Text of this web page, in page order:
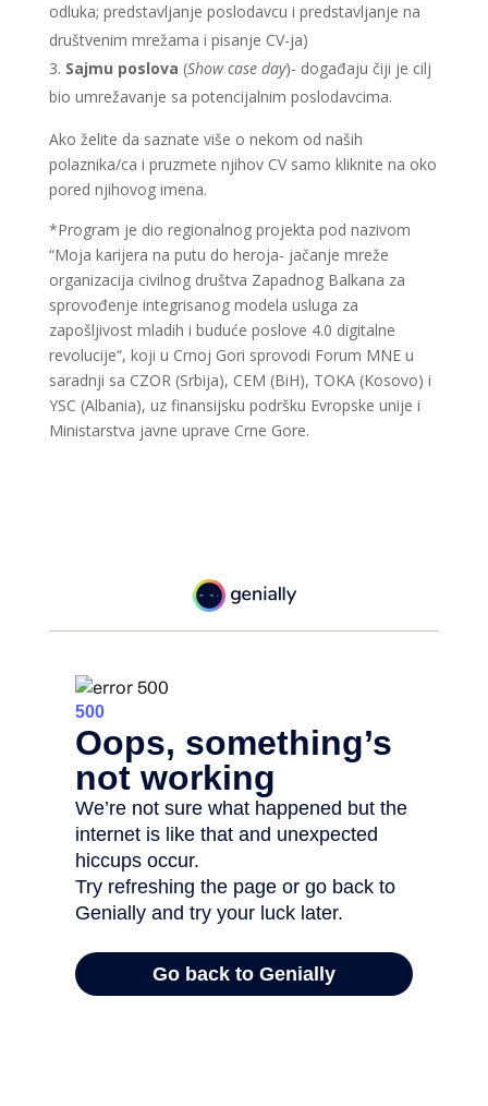
odluka; predstavljanje poslodavcu i predstavljanje na
društvenim mrežama i pisanje CV-ja)
Sajmu poslova (Show case day)- događaju čiji je cilj
bio umrežavanje sa potencijalnim poslodavcima.
Ako želite da saznate više o nekom od naših
polaznika/ca i pruzmete njihov CV samo kliknite na oko
pored njihovog imena.
*Program je dio regionalnog projekta pod nazivom
“Moja karijera na putu do heroja- jačanje mreže
organizacija civilnog društva Zapadnog Balkana za
sprovođenje integrisanog modela usluga za
zapošljivost mladih i buduće poslove 4.0 digitalne
revolucije“, koji u Crnoj Gori sprovodi Forum MNE u
saradnji sa CZOR (Srbija), CEM (BiH), TOKA (Kosovo) i
YSC (Albania), uz finansijsku podršku Evropske unije i
Ministarstva javne uprave Crne Gore.